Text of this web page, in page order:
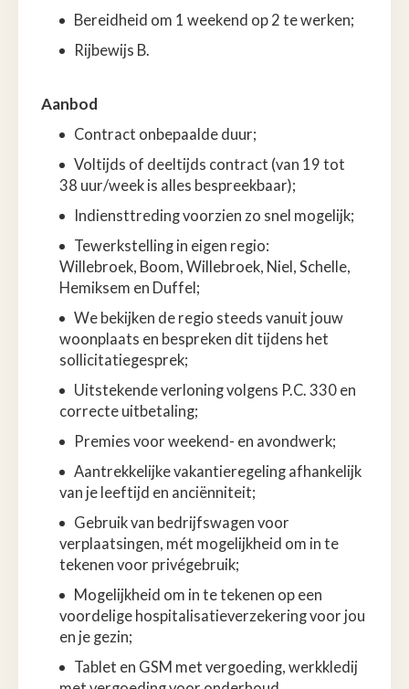
Bereidheid om 1 weekend op 2 te werken;
Rijbewijs B.
Aanbod
Contract onbepaalde duur;
Voltijds of deeltijds contract (van 19 tot
38 uur/week is alles bespreekbaar);
Indiensttreding voorzien zo snel mogelijk;
Tewerkstelling in eigen regio:
Willebroek, Boom, Willebroek, Niel, Schelle,
Hemiksem en Duffel;
We bekijken de regio steeds vanuit jouw
woonplaats en bespreken dit tijdens het
sollicitatiegesprek;
Uitstekende verloning volgens P.C. 330 en
correcte uitbetaling;
Premies voor weekend- en avondwerk;
Aantrekkelijke vakantieregeling afhankelijk
van je leeftijd en anciënniteit;
Gebruik van bedrijfswagen voor
verplaatsingen, mét mogelijkheid om in te
tekenen voor privégebruik;
Mogelijkheid om in te tekenen op een
voordelige hospitalisatieverzekering voor jou
en je gezin;
Tablet en GSM met vergoeding, werkkledij